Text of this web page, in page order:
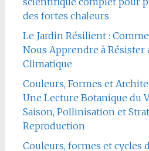
des fortes chaleurs
Le Jardin Résilient :
Nous Apprendre à Résister
Climatique
Couleurs, Formes et
Une Lecture Botanique du
Saison, Pollinisation et
Reproduction
Couleurs, formes et cycles